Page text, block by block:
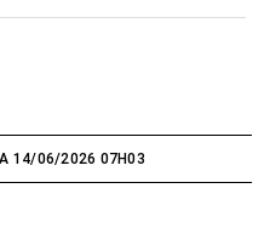
14/06/2026 07H03